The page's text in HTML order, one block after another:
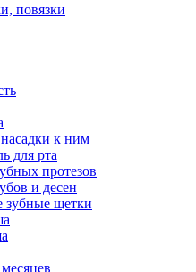
повязки
к ним
для рта
протезов
и десен
зубные щетки